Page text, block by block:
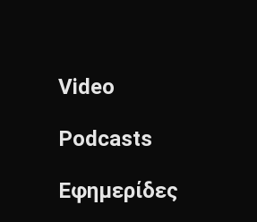
Video
Podcasts
Εφημερίδες